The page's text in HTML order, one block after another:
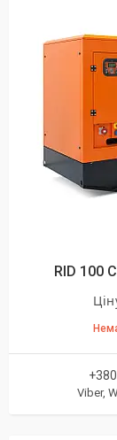
RID 100
Viber,